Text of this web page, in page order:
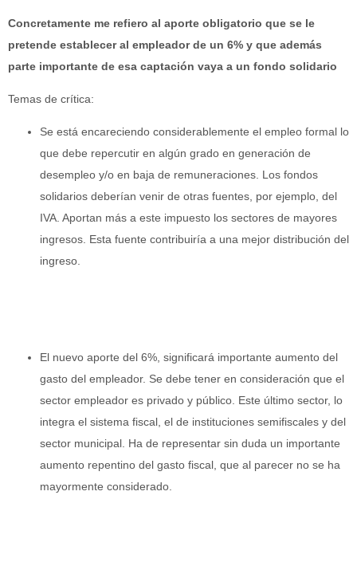
Concretamente me refiero al aporte obligatorio que se le
pretende establecer al empleador de un 6% y que además
parte importante de esa captación vaya a un fondo solidario
Temas de crítica:
Se está encareciendo considerablemente el empleo formal lo
que debe repercutir en algún grado en generación de
desempleo y/o en baja de remuneraciones. Los fondos
solidarios deberían venir de otras fuentes, por ejemplo, del
IVA. Aportan más a este impuesto los sectores de mayores
ingresos. Esta fuente contribuiría a una mejor distribución del
ingreso.
El nuevo aporte del 6%, significará importante aumento del
gasto del empleador. Se debe tener en consideración que el
sector empleador es privado y público. Este último sector, lo
integra el sistema fiscal, el de instituciones semifiscales y del
sector municipal. Ha de representar sin duda un importante
aumento repentino del gasto fiscal, que al parecer no se ha
mayormente considerado.